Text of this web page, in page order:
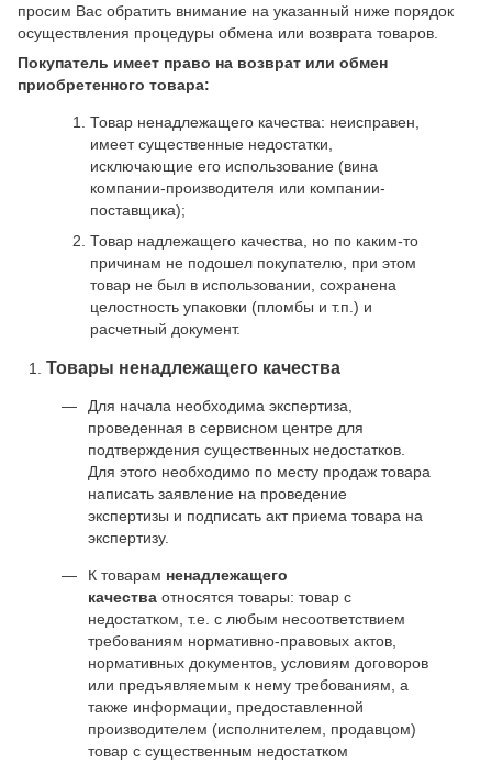
просим Вас обратить внимание на указанный ниже порядок
осуществления процедуры обмена или возврата товаров.
Покупатель имеет право на возврат или обмен
приобретенного товара:
Товар ненадлежащего качества: неисправен,
имеет существенные недостатки,
исключающие его использование (вина
компании-производителя или компании-
поставщика);
Товар надлежащего качества, но по каким-то
причинам не подошел покупателю, при этом
товар не был в использовании, сохранена
целостность упаковки (пломбы и т.п.) и
расчетный документ.
Товары ненадлежащего качества
Для начала необходима экспертиза,
проведенная в сервисном центре для
подтверждения существенных недостатков.
Для этого необходимо по месту продаж товара
написать заявление на проведение
экспертизы и подписать акт приема товара на
экспертизу.
К товарам ненадлежащего
качества относятся товары: товар с
недостатком, т.е. с любым несоответствием
требованиям нормативно-правовых актов,
нормативных документов, условиям договоров
или предъявляемым к нему требованиям, а
также информации, предоставленной
производителем (исполнителем, продавцом)
товар с существенным недостатком